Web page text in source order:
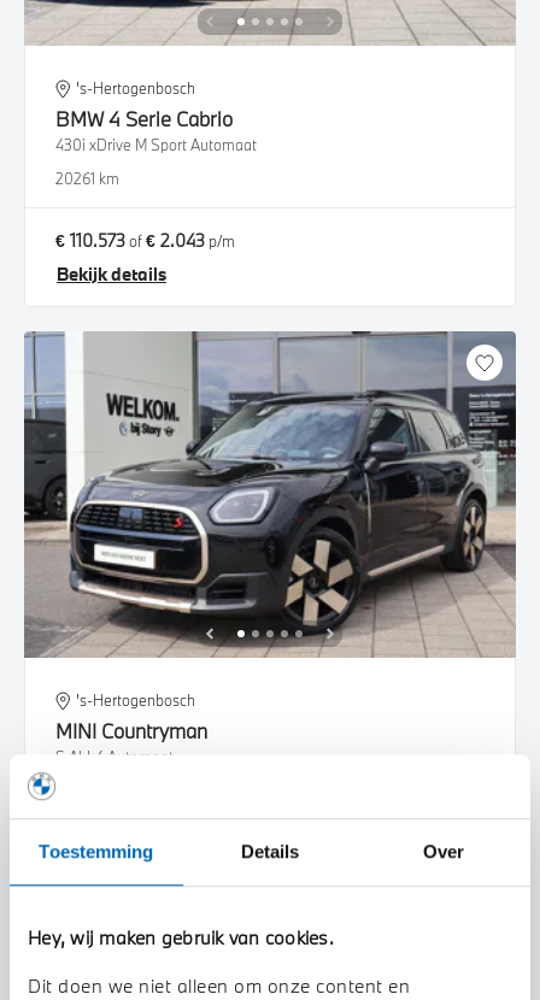
Toestemming Details Over
Hey, wij maken gebruik van cookies.
Dit doen we niet alleen om onze content en
's-Hertogenbosch
BMW4 Serie Cabrio
430i xDrive M Sport Automaat
20261 km
€ 110.573of€ 2.043 p/m
Bekijk details
's-Hertogenbosch
MINI Countryman
S ALL4 Automaat
€ 51.950of€ 983
Bekijk details